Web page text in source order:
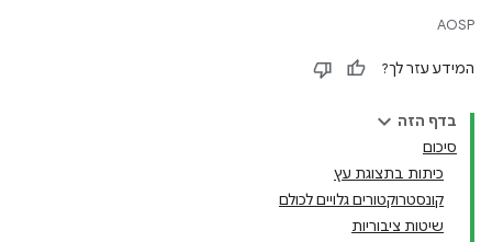
AOSP
המידע עזר לך?
בדף הזה
סיכום
כיתות בתצוגת עץ
קונסטרוקטורים גלויים לכולם
שיטות ציבוריות